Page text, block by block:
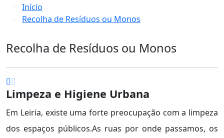
Início
Recolha de Resíduos ou Monos
Recolha de Resíduos ou Monos
Limpeza e Higiene Urbana
Em Leiria, existe uma forte preocupação com a limpeza
dos espaços públicos.As ruas por onde passamos, os